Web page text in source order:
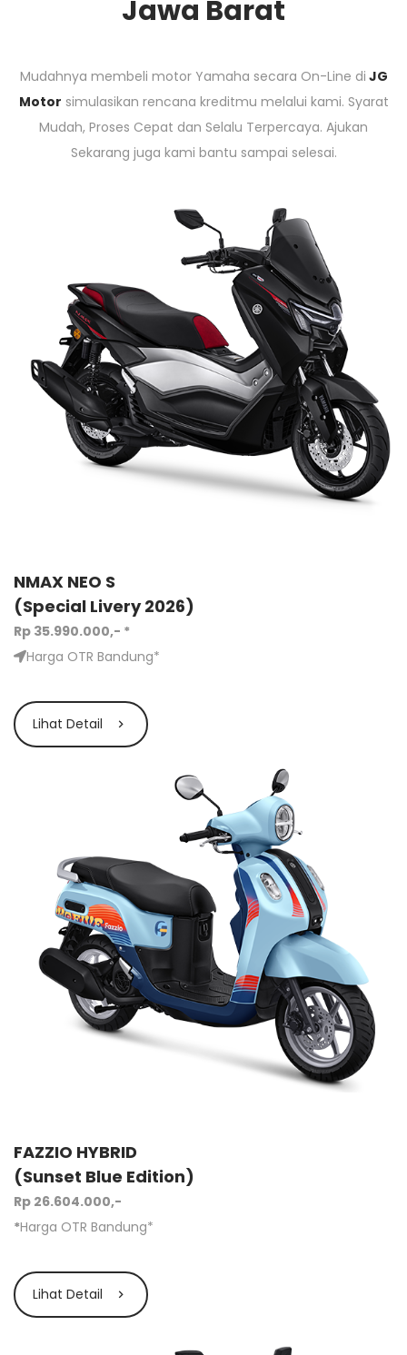
o
Jawa Barat
Mudahnya membeli motor Yamaha secara On-Line di JG
Motor simulasikan rencana kreditmu melalui kami. Syarat
Mudah, Proses Cepat dan Selalu Terpercaya. Ajukan
Sekarang juga kami bantu sampai selesai.
NMAX NEO S
(Special Livery 2026)
Rp 35.990.000,- *
Harga OTR Bandung*
Lihat Detail
FAZZIO HYBRID
(Sunset Blue Edition)
Rp 26.604.000,-
*Harga OTR Bandung*
Lihat Detail